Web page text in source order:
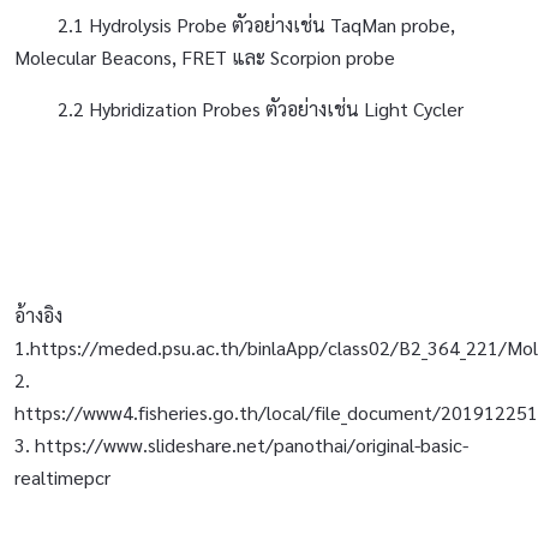
2.1 Hydrolysis Probe ตัวอย่างเช่น TaqMan probe,
Molecular Beacons, FRET และ Scorpion probe
2.2 Hybridization Probes ตัวอย่างเช่น Light Cycler
อ้างอิง
1.https://meded.psu.ac.th/binlaApp/class02/B2_364_221/
2.
https://www4.fisheries.go.th/local/file_document/
3. https://www.slideshare.net/panothai/original-basic-
realtimepcr